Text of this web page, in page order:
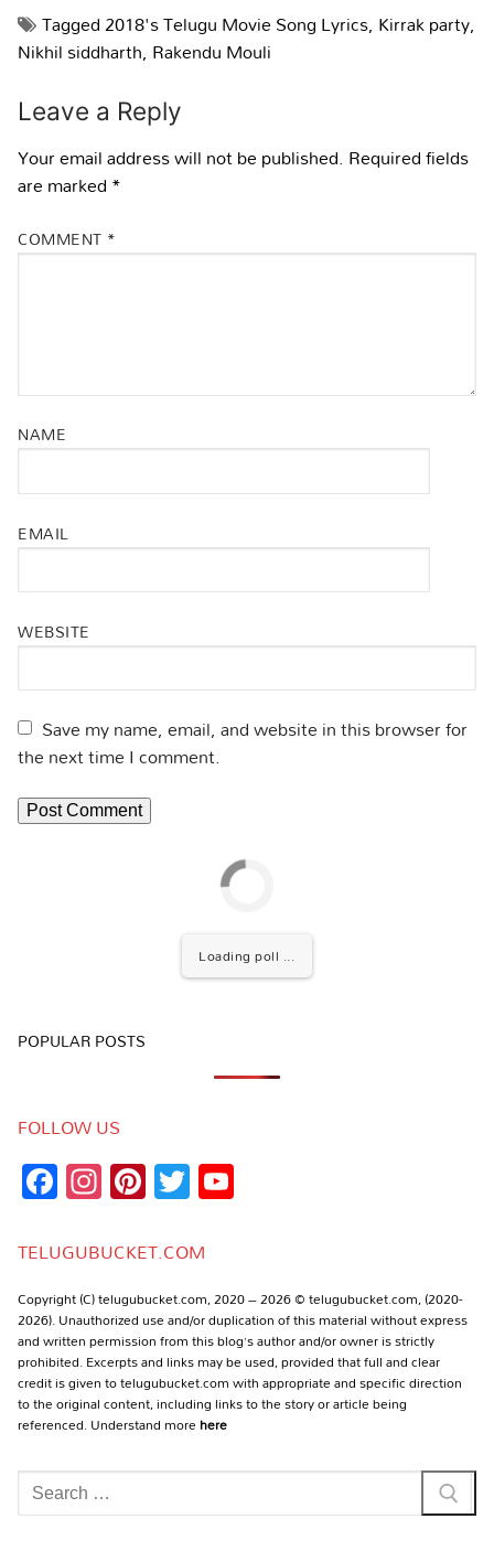
Tagged2018's Telugu Movie Song Lyrics, Kirrak party,
Nikhil siddharth, Rakendu Mouli
Leave a Reply
Your email address will not be published. Required fields
are marked*
COMMENT *
NAME
EMAIL
WEBSITE
Save my name, email, and website in this browser for
the next time I comment.
Loading poll ...
POPULAR POSTS
FOLLOW US
Facebook
Instagram
Pinterest
Twitter
TELUGUBUCKET.COM
Copyright (C) telugubucket.com, 2020 – 2026 © telugubucket.com, (2020-
2026). Unauthorized use and/or duplication of this material without express
and written permission from this blog’s author and/or owner is strictly
prohibited. Excerpts and links may be used, provided that full and clear
credit is given to telugubucket.com with appropriate and specific direction
to the original content, including links to the story or article being
referenced. Understand morehere
Search
for: